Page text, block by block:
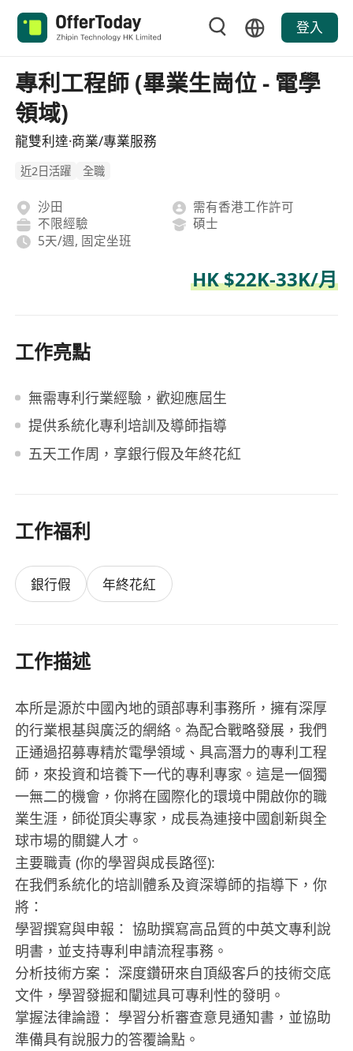
登入
專利工程師 (畢業生崗位 - 電學
領域)
龍雙利達·商業/專業服務
近2日活躍 全職
沙田
需有香港工作許可
不限經驗
碩士
5天/週, 固定坐班
HK $22K-33K/月
工作亮點
無需專利行業經驗，歡迎應屆生
提供系統化專利培訓及導師指導
五天工作周，享銀行假及年終花紅
工作福利
銀行假 年終花紅
工作描述
本所是源於中國內地的頭部專利事務所，擁有深厚
的行業根基與廣泛的網絡。為配合戰略發展，我們
正通過招募專精於電學領域、具高潛力的專利工程
師，來投資和培養下一代的專利專家。這是一個獨
一無二的機會，你將在國際化的環境中開啟你的職
業生涯，師從頂尖專家，成長為連接中國創新與全
球市場的關鍵人才。
主要職責 (你的學習與成長路徑):
在我們系統化的培訓體系及資深導師的指導下，你
將：
學習撰寫與申報： 協助撰寫高品質的中英文專利說
明書，並支持專利申請流程事務。
分析技術方案： 深度鑽研來自頂級客戶的技術交底
文件，學習發掘和闡述具可專利性的發明。
掌握法律論證： 學習分析審查意見通知書，並協助
準備具有說服力的答覆論點。